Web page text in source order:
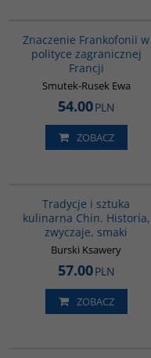
Znaczenie Frankofonii w
polityce zagranicznej
Francji
Smutek-Rusek Ewa
54.00PLN
ZOBACZ
Tradycje i sztuka
kulinarna Chin. Historia,
zwyczaje, smaki
Burski Ksawery
57.00PLN
ZOBACZ